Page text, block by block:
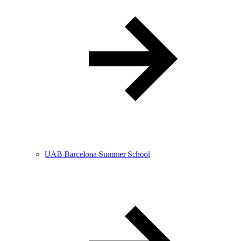
UAB Barcelona Summer School